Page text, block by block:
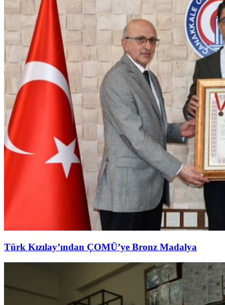
Türk Kızılay’ından ÇOMÜ’ye Bronz Madalya